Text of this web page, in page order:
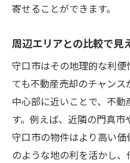
寄せることができます。
周辺エリアとの比較で見
守口市はその地理的な利
ても不動産売却のチャン
中心部に近いことで、不
す。例えば、近隣の門真市
守口市の物件はより高い
のような地の利を活かし